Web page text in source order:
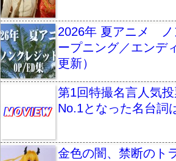
2026年 夏アニメ ノ
ープニング／エンデ
更新）
第1回特撮名言人気
No.1となった名台詞
金色の闇、禁断のト